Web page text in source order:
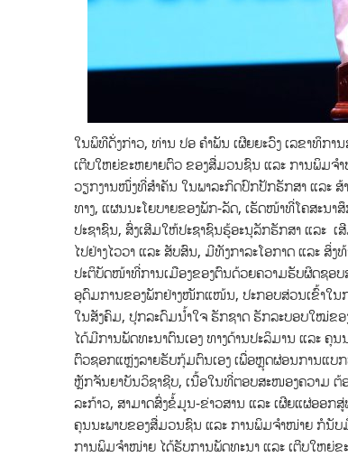
ໃນພິທີດັ່ງກ່າວ,​ ທ່ານ ປອ ຄຳພັນ ເຜີຍຍະວົງ ເລຂາທິ
ເຕີບໃຫຍ່ຂະຫຍາຍຕົວ ຂອງສື່ມວນຊົນ ແລະ ການພິມຈ
ວຽກງານໜຶ່ງທີ່ສໍາຄັນ ໃນພາລະກິດປົກປັກຮັກສາ ແລະ
ທາງ, ແຜນນະໂຍບາຍຂອງພັກ-ລັດ, ເຮັດໜ້າທີ່ໂຄສະນ
ປະຊາຊົນ, ສົ່ງເສີມໃຫ້ປະຊາຊົນຮູ້ອະນຸລັກຮັກສາ ແລະ
ໄປຢ່າງໄວວາ ແລະ ສັບສົນ, ມີທັງກາລະໂອກາດ ແລະ
ປະຕິບັດໜ້າທີ່ການເມືອງຂອງຕົນດ້ວຍຄວາມຮັບຜິດຊອບສູ
ອຸດົມການຂອງພັກຢ່າງໜັກແໜ້ນ, ປະກອບສ່ວນເຂົ້າໃນ
ໃນສັງຄົມ, ປຸກລະດົມນໍ້າໃຈ ຮັກຊາດ ຮັກລະບອບໃໝ່ຂ
ໄດ້ມີການພັດທະນາຕົນເອງ ທາງດ້ານປະລິມານ ແລະ
ຕົວຊອກແຫຼ່ງລາຍຮັບກຸ້ມຕົນເອງ ເພື່ອຫຼຸດຜ່ອນການແບ
ຫຼັກຈັນຍາບັນວິຊາຊີບ, ເນື້ອໃນທີ່ຕອບສະໜອງຄວາມ
ລະກ້າວ, ສາມາດສົ່ງຂໍ້ມູນ-ຂ່າວສານ ແລະ ເຜີຍແຜ່ອອກສູ່
ຄຸນນະພາບຂອງສື່ມວນຊົນ ແລະ ການພິມຈຳໜ່າຍ ກໍນັບ
ການພິມຈຳໜ່າຍ ໄດ້ຮັບການພັດທະນາ ແລະ ເຕີບໃຫຍ່ຂ